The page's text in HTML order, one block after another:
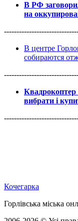
В РФ
на
В центре
собираются
Квадрокоптер
вибрати і
Кочегарка
Горлівська міська